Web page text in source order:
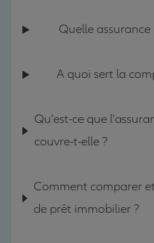
Quelle
A quoi sert la
Qu'est-ce que
couvre-t-elle ?
Comment comparer
de prêt immobilier ?